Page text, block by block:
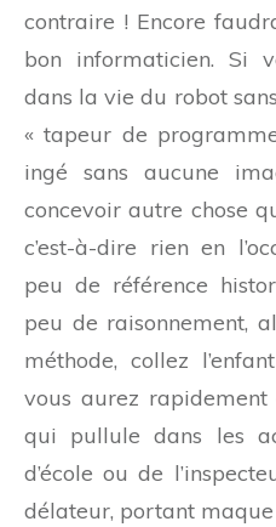
contraire ! Encore
bon informaticien. Si
dans la vie du robot
« tapeur de
ingé sans aucune
concevoir autre chose
c’est-à-dire rien en
peu de référence
peu de raisonnement,
méthode, collez
vous aurez
qui pullule dans les
d’école ou de
délateur, portant